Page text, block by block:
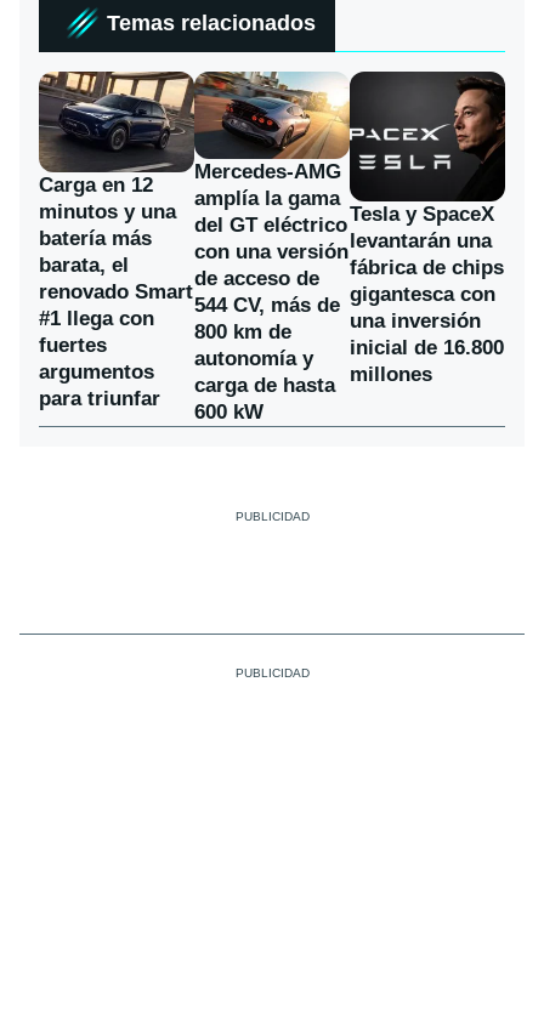
Temas relacionados
Carga en 12
minutos y una
batería más
barata, el
renovado Smart
#1 llega con
fuertes
argumentos
para triunfar
Mercedes-AMG
amplía la gama
del GT eléctrico
con una versión
de acceso de
544 CV, más de
800 km de
autonomía y
carga de hasta
600 kW
Tesla y SpaceX
levantarán una
fábrica de chips
gigantesca con
una inversión
inicial de 16.800
millones